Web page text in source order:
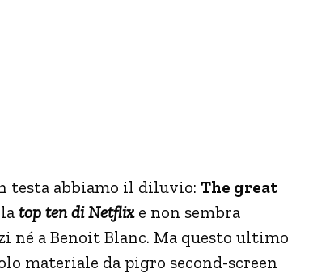
testa abbiamo il diluvio: The great
top ten di Netflixe non sembra
a Benoit Blanc. Ma questo ultimo
materiale da pigro second-screen